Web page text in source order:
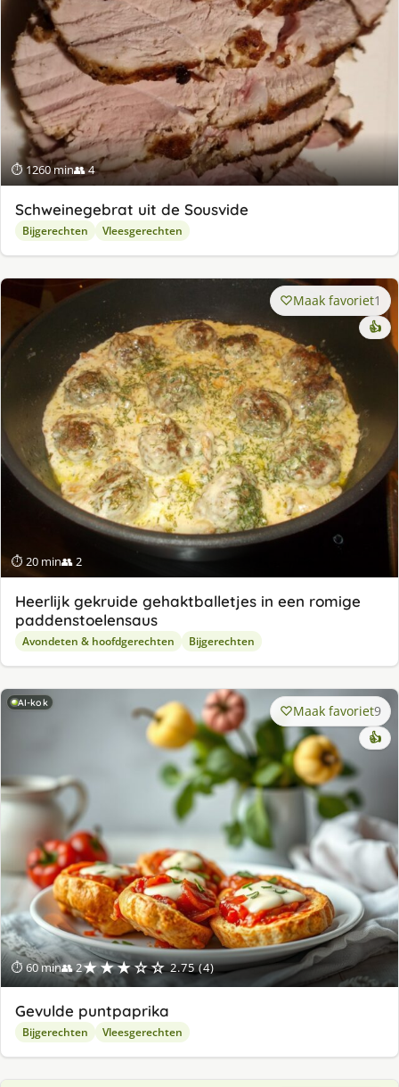
⏱ 1260 min👥 4
Schweinegebrat uit de Sousvide
Bijgerechten Vleesgerechten
⏱ 20 min👥 2
Maak favoriet1
👍
Heerlijk gekruide gehaktballetjes in een romige
paddenstoelensaus
Avondeten & hoofdgerechten Bijgerechten
AI-kok
⏱ 60 min👥 2★★★☆☆ 2.75 (4)
Maak favoriet9
👍
Gevulde puntpaprika
Bijgerechten Vleesgerechten